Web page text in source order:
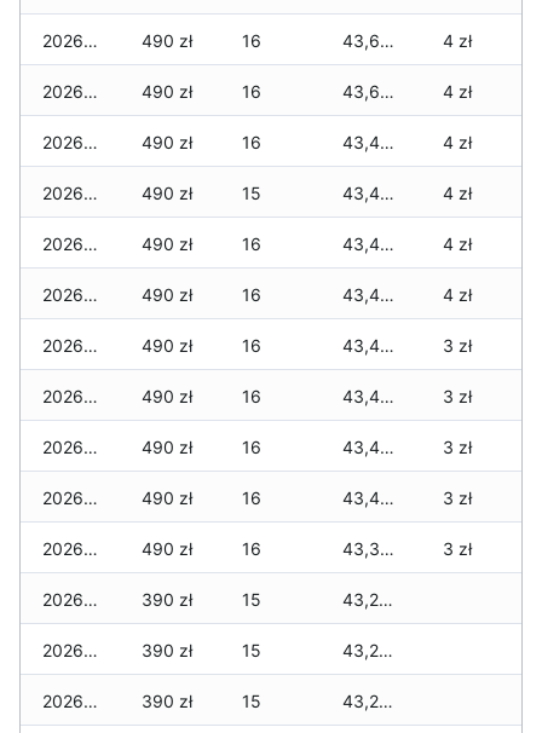
2026-02-13 490 zł 16 43,615 zł 4 zł
2026-02-12 490 zł 16 43,615 zł 4 zł
2026-02-11 490 zł 16 43,495 zł 4 zł
2026-02-10 490 zł 15 43,445 zł 4 zł
2026-02-09 490 zł 16 43,445 zł 4 zł
2026-02-08 490 zł 16 43,445 zł 4 zł
2026-02-07 490 zł 16 43,425 zł 3 zł
2026-02-06 490 zł 16 43,420 zł 3 zł
2026-02-05 490 zł 16 43,420 zł 3 zł
2026-02-04 490 zł 16 43,420 zł 3 zł
2026-02-03 490 zł 16 43,350 zł 3 zł
2026-02-02 390 zł 15 43,230 zł
2026-02-01 390 zł 15 43,210 zł
2026-01-31 390 zł 15 43,210 zł